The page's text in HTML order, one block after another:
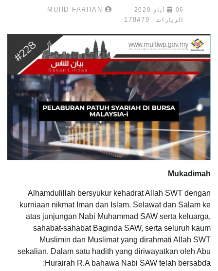
06 أيار 2020
الزيارات: 178479
Mukadimah
Alhamdulillah bersyukur kehadrat Allah SWT dengan
kurniaan nikmat Iman dan Islam. Selawat dan Salam ke
atas junjungan Nabi Muhammad SAW serta keluarga,
sahabat-sahabat Baginda SAW, serta seluruh kaum
Muslimin dan Muslimat yang dirahmati Allah SWT
sekalian. Dalam satu hadith yang diriwayatkan oleh Abu
Hurairah R.A bahawa Nabi SAW telah bersabda: